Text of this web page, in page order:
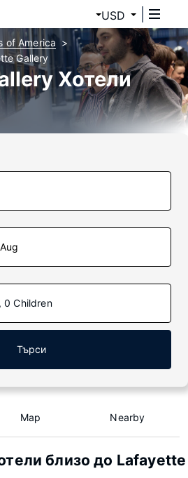
USD
of America
Gallery
Хотели
0 Children
Търси
Map Nearby
близо до